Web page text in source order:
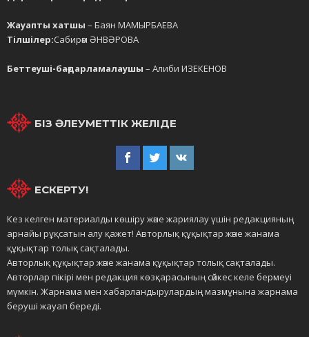
Жауапты хатшы – Баян МАМЫРБАЕВА
Тілшілер:Сабирәм ӘНВӘРОВА
Беттеуші-бағдарламалаушы – Алиби ИЗЕКЕНОВ
БІЗ ӘЛЕУМЕТТІК ЖЕЛІДЕ
ЕСКЕРТУ!
Кез келген материалды көшіру және жариялау үшін редакцияның
арнайы рұқсатын алу қажет! Авторлық құқықтар және жанама
құқықтар толық сақталады.
Авторлық құқықтар және жанама құқықтар толық сақталады.
Авторлар пікірі мен редакция көзқарасының сәйкес келе бермеуі
мүмкін. Жарнама мен хабарландырулардың мазмұнына жарнама
беруші жауап береді.